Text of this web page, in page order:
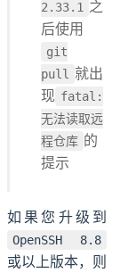
2.33.1 之
后使用
git
pull
就出
现 fatal:
无法读取远
程仓库 的
提示
如果您升级到
OpenSSH 8.8
或以上版本，则